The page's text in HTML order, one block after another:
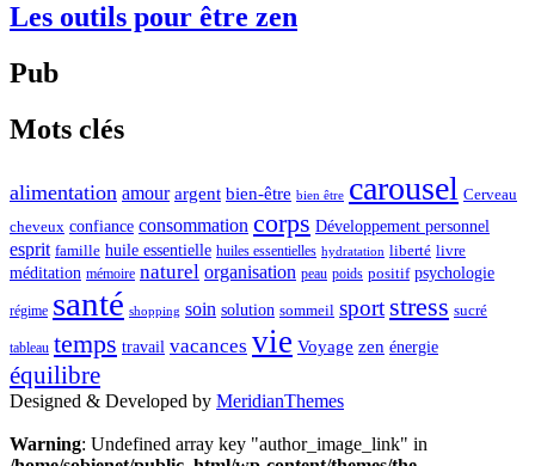
Les outils pour être zen
Pub
Mots clés
alimentation amour argent bien-être bien être carousel Cerveau
cheveux confiance consommation corps Développement personnel
esprit famille huile essentielle huiles essentielles hydratation liberté livre
méditation mémoire naturel organisation peau poids positif psychologie
régime santé shopping soin solution sommeil sport stress sucré
tableau temps travail vacances vie Voyage zen énergie
équilibre
Designed & Developed by MeridianThemes
Warning: Undefined array key "author_image_link" in